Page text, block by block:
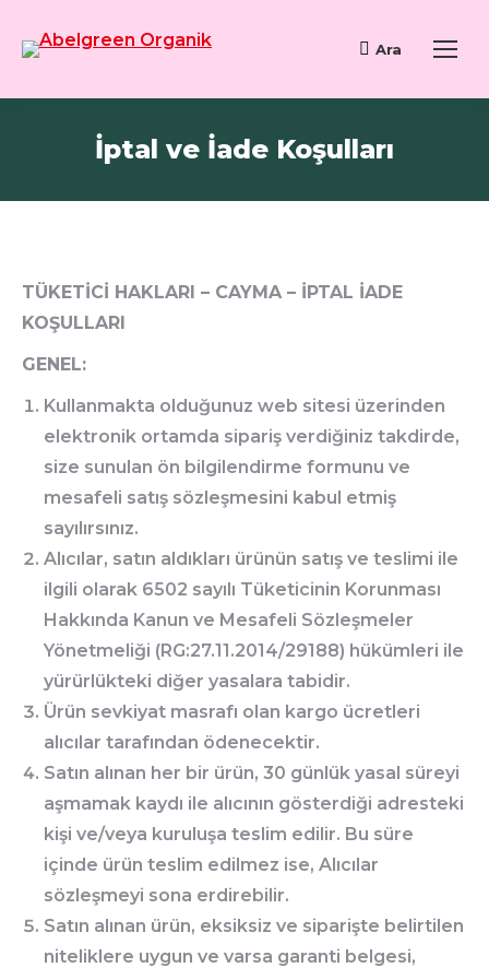
Ara
İptal ve İade Koşulları
TÜKETİCİ HAKLARI – CAYMA – İPTAL İADE
KOŞULLARI
GENEL:
Kullanmakta olduğunuz web sitesi üzerinden
elektronik ortamda sipariş verdiğiniz takdirde,
size sunulan ön bilgilendirme formunu ve
mesafeli satış sözleşmesini kabul etmiş
sayılırsınız.
Alıcılar, satın aldıkları ürünün satış ve teslimi ile
ilgili olarak 6502 sayılı Tüketicinin Korunması
Hakkında Kanun ve Mesafeli Sözleşmeler
Yönetmeliği (RG:27.11.2014/29188) hükümleri ile
yürürlükteki diğer yasalara tabidir.
Ürün sevkiyat masrafı olan kargo ücretleri
alıcılar tarafından ödenecektir.
Satın alınan her bir ürün, 30 günlük yasal süreyi
aşmamak kaydı ile alıcının gösterdiği adresteki
kişi ve/veya kuruluşa teslim edilir. Bu süre
içinde ürün teslim edilmez ise, Alıcılar
sözleşmeyi sona erdirebilir.
Satın alınan ürün, eksiksiz ve siparişte belirtilen
niteliklere uygun ve varsa garanti belgesi,